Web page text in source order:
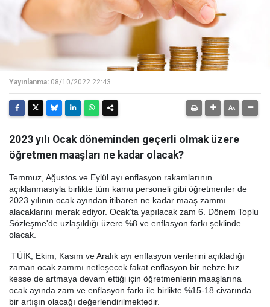
Yayınlanma: 08/10/2022 22:43
2023 yılı Ocak döneminden geçerli olmak üzere
öğretmen maaşları ne kadar olacak?
Temmuz, Ağustos ve Eylül ayı enflasyon rakamlarının
açıklanmasıyla birlikte tüm kamu personeli gibi öğretmenler de
2023 yılının ocak ayından itibaren ne kadar maaş zammı
alacaklarını merak ediyor. Ocak'ta yapılacak zam 6. Dönem Toplu
Sözleşme'de uzlaşıldığı üzere %8 ve enflasyon farkı şeklinde
olacak.
TÜİK, Ekim, Kasım ve Aralık ayı enflasyon verilerini açıkladığı
zaman ocak zammı netleşecek fakat enflasyon bir nebze hız
kesse de artmaya devam ettiği için öğretmenlerin maaşlarına
ocak ayında zam ve enflasyon farkı ile birlikte %15-18 civarında
bir artışın olacağı değerlendirilmektedir.